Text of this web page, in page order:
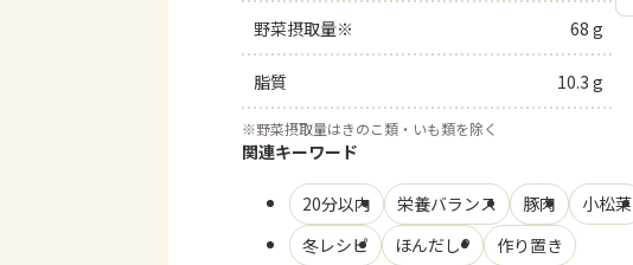
野菜摂取量※ 68 g
脂質 10.3 g
※野菜摂取量はきのこ類・いも類を除く
関連キーワード
20分以内 栄養バランス 豚肉 小松菜
冬レシピ
ほんだし® 作り置き